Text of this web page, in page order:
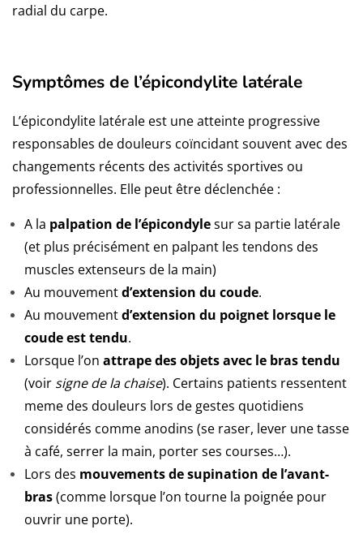
radial du carpe.
Symptômes de l’épicondylite latérale
L’épicondylite latérale est une atteinte progressive
responsables de douleurs coïncidant souvent avec des
changements récents des activités sportives ou
professionnelles. Elle peut être déclenchée :
A la palpation de l’épicondylesur sa partie latérale
(et plus précisément en palpant les tendons des
muscles extenseurs de la main)
Au mouvementd’extension du coude.
Au mouvementd’extension du poignet lorsque le
coude est tendu.
Lorsque l’on attrape des objets avec le bras tendu
(voir signe de la chaise). Certains patients ressentent
meme des douleurs lors de gestes quotidiens
considérés comme anodins (se raser, lever une tasse
à café, serrer la main, porter ses courses…).
Lors des mouvements de supination de l’avant-
bras(comme lorsque l’on tourne la poignée pour
ouvrir une porte).